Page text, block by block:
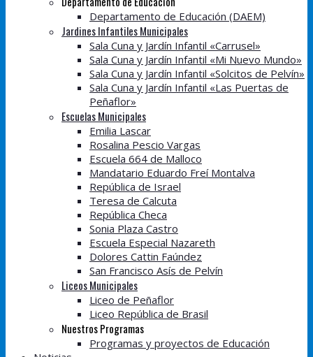
Departamento de Educación (DAEM)
Jardines Infantiles Municipales
Sala Cuna y Jardín Infantil «Carrusel»
Sala Cuna y Jardín Infantil «Mi Nuevo Mundo»
Sala Cuna y Jardín Infantil «Solcitos de Pelvín»
Sala Cuna y Jardín Infantil «Las Puertas de
Peñaflor»
Escuelas Municipales
Emilia Lascar
Rosalina Pescio Vargas
Escuela 664 de Malloco
Mandatario Eduardo Freí Montalva
República de Israel
Teresa de Calcuta
República Checa
Sonia Plaza Castro
Escuela Especial Nazareth
Dolores Cattin Faúndez
San Francisco Asís de Pelvín
Liceos Municipales
Liceo de Peñaflor
Liceo República de Brasil
Nuestros Programas
Programas y proyectos de Educación